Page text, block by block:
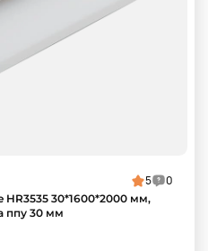
5 0
30*1600*2000 мм,
ппу 30 мм